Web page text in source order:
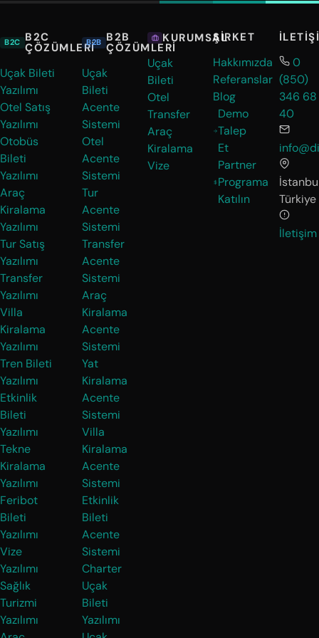
B2C B2C
ÇÖZÜMLERI
Uçak Bileti
Yazılımı
Otel Satış
Yazılımı
Otobüs
Bileti
Yazılımı
Araç
Kiralama
Yazılımı
Tur Satış
Yazılımı
Transfer
Yazılımı
Villa
Kiralama
Yazılımı
Tren Bileti
Yazılımı
Etkinlik
Bileti
Yazılımı
Tekne
Kiralama
Yazılımı
Feribot
Bileti
Yazılımı
Vize
Yazılımı
Sağlık
Turizmi
Yazılımı
B2B B2B
ÇÖZÜMLERI
Uçak
Bileti
Acente
Sistemi
Otel
Acente
Sistemi
Tur
Acente
Sistemi
Transfer
Acente
Sistemi
Araç
Kiralama
Acente
Sistemi
Yat
Kiralama
Acente
Sistemi
Villa
Kiralama
Acente
Sistemi
Etkinlik
Bileti
Acente
Sistemi
Charter
Uçak
Bileti
Yazılımı
KURUMSAL
Uçak
Bileti
Otel
Transfer
Araç
Kiralama
Vize
ŞIRKET
Hakkımızda
Referanslar
Blog
Demo
Talep
Et
Partner
Programa
Katılın
0
(850)
346 68
40
Türkiye
İletişim